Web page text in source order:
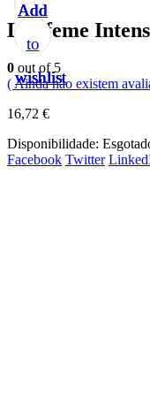
Libifeme
0 out of 5
( Ainda não existem
16,72 €
Disponibilidade:
Facebook Twitter
Add
to
wishlist
Add
to
wishlist
Add
to
wishlist
Add
to
wishlist
Add
to
wishlist